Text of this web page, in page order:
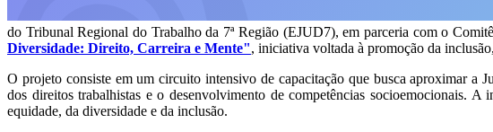
do Tribunal Regional do Trabalho da 7ª Região (EJUD7), em parceria com o
Diversidade: Direito, Carreira e Mente", iniciativa voltada à promoção da
O projeto consiste em um circuito intensivo de capacitação que busca aproximar a
dos direitos trabalhistas e o desenvolvimento de competências socioemocionais.
equidade, da diversidade e da inclusão.